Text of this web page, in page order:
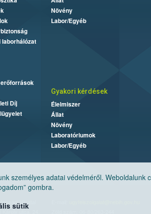
személyes adatai védelméről. Weboldalunk
gombra.
sütik
Díj
Növény
Labor/Egyéb
Gyakori kérdések
Élelmiszer
Állat
Növény
Laboratóriumok
Labor/Egyéb
Hivatal